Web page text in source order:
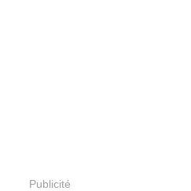
Publicité